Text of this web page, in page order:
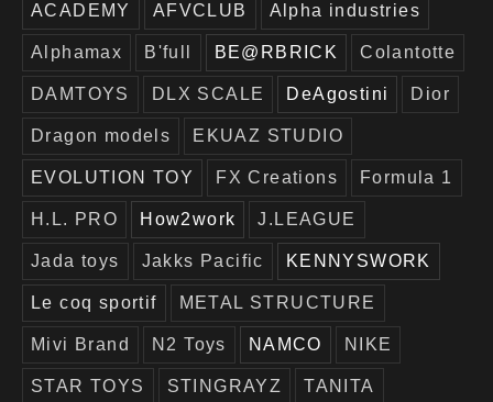
ACADEMY AFVCLUB Alpha industries
Alphamax B'full BE@RBRICK Colantotte
DAMTOYS DLX SCALE DeAgostini Dior
Dragon models EKUAZ STUDIO
EVOLUTION TOY FX Creations Formula 1
H.L. PRO How2work J.LEAGUE
Jada toys Jakks Pacific KENNYSWORK
Le coq sportif METAL STRUCTURE
Mivi Brand N2 Toys NAMCO NIKE
STAR TOYS STINGRAYZ TANITA